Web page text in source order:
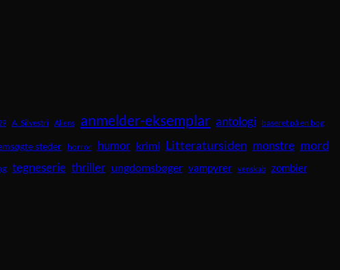
A. Silvestri Aliens anmelder-eksemplar antologi baseret på en bog
steder horror humor krimi Litteratursiden monstre mord
tegneserie thriller ungdomsbøger vampyrer venskab zombier